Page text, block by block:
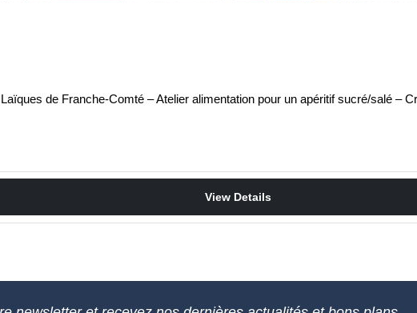
de Franche-Comté – Atelier alimentation pour un apéritif sucré/salé –
View Details